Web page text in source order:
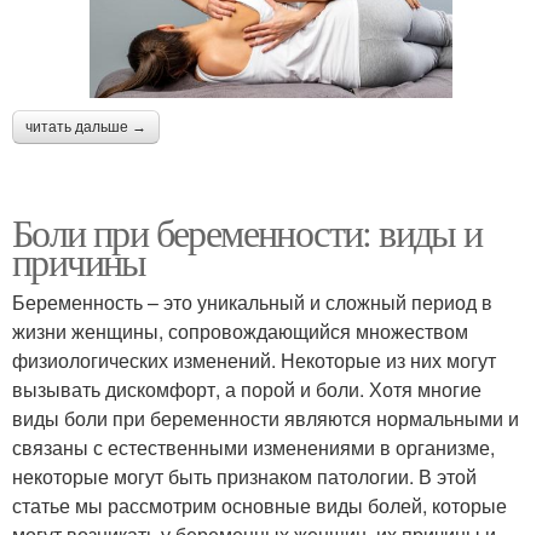
читать дальше →
Боли при беременности: виды и
причины
Беременность – это уникальный и сложный период в
жизни женщины, сопровождающийся множеством
физиологических изменений. Некоторые из них могут
вызывать дискомфорт, а порой и боли. Хотя многие
виды боли при беременности являются нормальными и
связаны с естественными изменениями в организме,
некоторые могут быть признаком патологии. В этой
статье мы рассмотрим основные виды болей, которые